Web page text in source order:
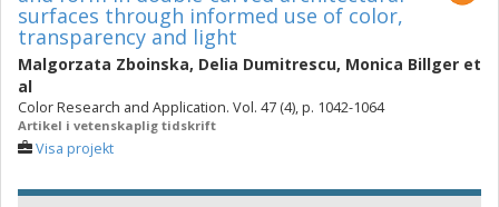
surfaces through informed use of color,
transparency and light
Malgorzata Zboinska, Delia Dumitrescu, Monica Billger et
al
Color Research and Application. Vol. 47 (4), p. 1042-1064
Artikel i vetenskaplig tidskrift
Visa projekt